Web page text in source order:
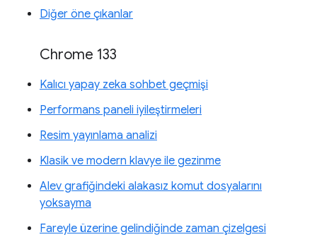
Diğer öne çıkanlar
Chrome 133
Kalıcı yapay zeka sohbet geçmişi
Performans paneli iyileştirmeleri
Resim yayınlama analizi
Klasik ve modern klavye ile gezinme
Alev grafiğindeki alakasız komut dosyalarını
yoksayma
Fareyle üzerine gelindiğinde zaman çizelgesi